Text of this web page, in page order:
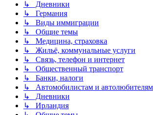
↳ Дневники
↳ Германия
↳ Виды иммиграции
↳ Общие темы
↳ Медицина, страховка
↳ Жильё, коммунальные услуги
↳ Связь, телефон и интернет
↳ Общественный транспорт
↳ Банки, налоги
↳ Автомобилистам и автолюбителям
↳ Дневники
↳ Ирландия